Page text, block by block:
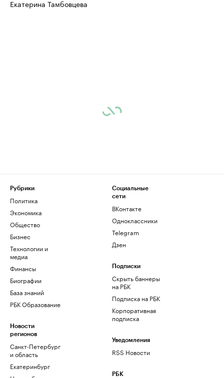
Екатерина Тамбовцева
Рубрики
Политика
Экономика
Общество
Бизнес
Технологии и
медиа
Финансы
Биографии
База знаний
РБК Образование
Новости
регионов
Санкт-Петербург
и область
Екатеринбург
Социальные
сети
ВКонтакте
Одноклассники
Telegram
Дзен
Подписки
Скрыть баннеры
на РБК
Подписка на РБК
Корпоративная
подписка
Уведомления
RSS Новости
РБК